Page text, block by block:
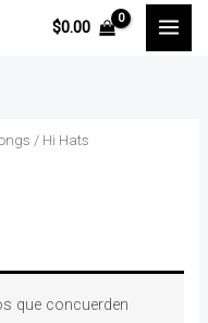
$0.00
/ Hi Hats
que concuerden